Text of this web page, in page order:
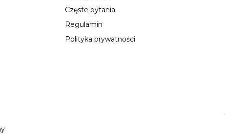
Częste pytania
Regulamin
Polityka prywatności